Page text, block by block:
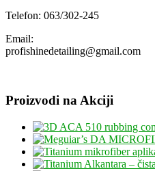
Telefon: 063/302-245
Email:
profishinedetailing@gmail.com
Proizvodi na Akciji